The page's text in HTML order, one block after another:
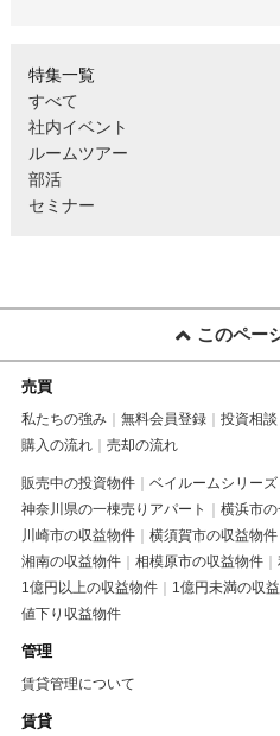
特集一覧
すべて
社内イベント
ルームツアー
部活
セミナー
このペー
売買
私たちの強み 無料会員登録 投資相談
購入の流れ
売却の流れ
販売中の投資物件 ベイルームシリーズ
神奈川県の一棟売りアパート
横浜市の
川崎市の収益物件
横須賀市の収益物件
湘南の収益物件
相模原市の収益物件
1億円以上の収益物件
1億円未満の収
値下り収益物件
管理
賃貸管理について
賃貸